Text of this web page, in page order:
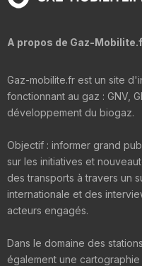
A propos de Gaz-
Gaz-mobilite.fr est un site
fonctionnant au gaz : GNV,
développement du biogaz.
Objectif : informer grand
sur les initiatives et
des transports à travers un
internationale et des
acteurs engagés.
Dans le domaine des
également une